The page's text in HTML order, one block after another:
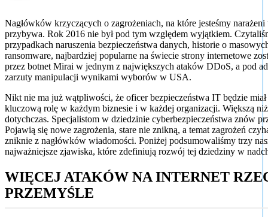
Nagłówków krzyczących o zagrożeniach, na które jesteśmy
przybywa. Rok 2016 nie był pod tym względem wyjątkiem.
przypadkach naruszenia bezpieczeństwa danych, historie o
ransomware, najbardziej popularne na świecie strony internetowe
przez botnet Mirai w jednym z największych ataków DDoS, a pod
zarzuty manipulacji wynikami wyborów w USA.
Nikt nie ma już wątpliwości, że oficer bezpieczeństwa IT będzie
kluczową rolę w każdym biznesie i w każdej organizacji. Większą
dotychczas. Specjalistom w dziedzinie cyberbezpieczeństwa znów
Pojawią się nowe zagrożenia, stare nie znikną, a temat zagrożeń
zniknie z nagłówków wiadomości. Poniżej podsumowaliśmy trzy
najważniejsze zjawiska, które zdefiniują rozwój tej dziedziny w
WIĘCEJ ATAKÓW NA INTERNET
PRZEMYŚLE